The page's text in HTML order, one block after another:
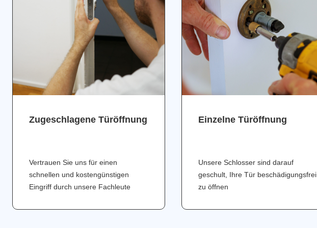
Zugeschlagene Türöffnung
Vertrauen Sie uns für einen
schnellen und kostengünstigen
Eingriff durch unsere Fachleute
Einzelne Türöffnung
Unsere Schlosser sind darauf
geschult, Ihre Tür beschädigungsfrei
zu öffnen